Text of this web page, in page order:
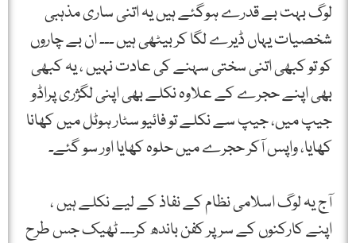
لوگ بہت بے قدرے ہوگئے ہیں یہ اتنی ساری مذہبی
شخصیات یہاں ڈیرے لگا کر بیٹھی ہیں ۔۔۔ ان بے چاروں
کو تو کبھی اتنی سختی سہنے کی عادت نہیں ، یہ کبھی
بھی اپنے حجرے کے علاوہ نکلے بھی اپنی لگژری پراڈو
جیپ میں، جیپ سے نکلے تو فائیو سٹار ہوٹل میں کھانا
کھایا، واپس آکر حجرے میں حلوہ کھایا اور سو گئے۔
آج یہ لوگ اسلامی نظام کے نفاذ کے لیے نکلے ہیں ،
اپنے کارکنوں کے سر پر کفن باندھ کر۔۔۔ ٹھیک جس طرح